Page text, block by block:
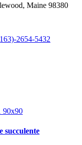
Maine 98380
2654-5432
succulente